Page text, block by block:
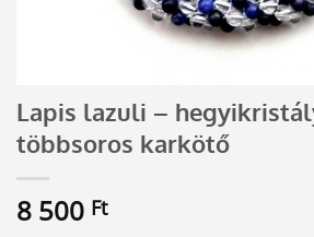
Lapis lazuli –
többsoros karkötő
8 500 Ft